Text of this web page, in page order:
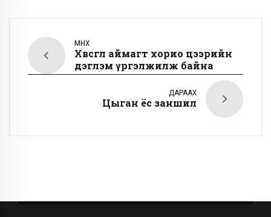
ӨМНӨХ
Хөвсгөл аймагт хорио цээрийн
дэглэм үргэлжилж байна
ДАРААХ
Цыган ёс заншил